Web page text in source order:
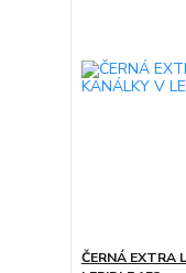
ČERNÁ EXTRA